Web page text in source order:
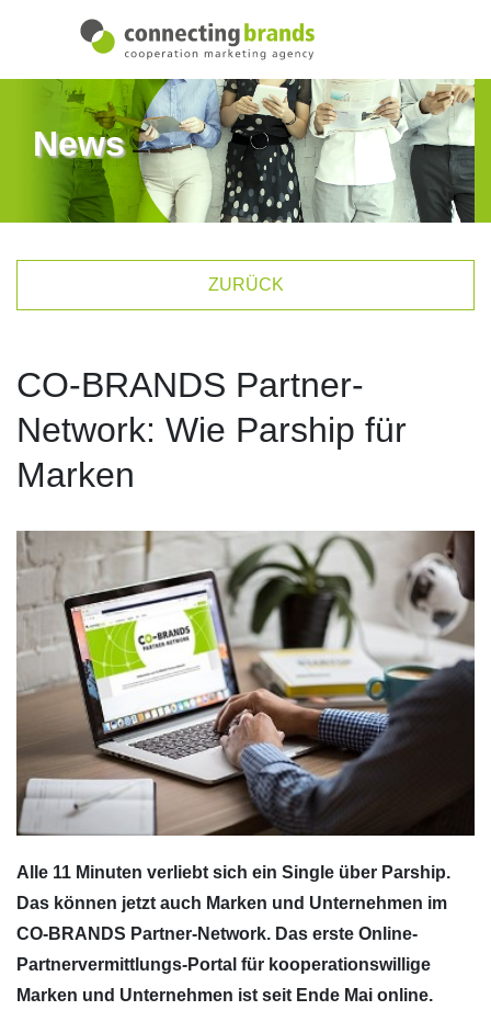
News
ZURÜCK
CO-BRANDS Partner-
Network: Wie Parship für
Marken
Alle 11 Minuten verliebt sich ein Single über Parship.
Das können jetzt auch Marken und Unternehmen im
CO-BRANDS Partner-Network. Das erste Online-
Partnervermittlungs-Portal für kooperationswillige
Marken und Unternehmen ist seit Ende Mai online.